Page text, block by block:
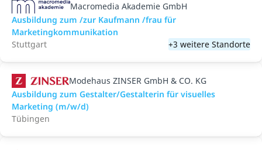
Macromedia Akademie GmbH
Ausbildung zum /zur Kaufmann /frau für
Marketingkommunikation
Stuttgart
+3 weitere Standorte
Modehaus ZINSER GmbH & CO. KG
Ausbildung zum Gestalter/Gestalterin für visuelles
Marketing (m/w/d)
Tübingen